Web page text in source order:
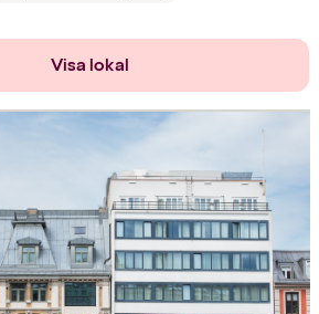
Visa lokal